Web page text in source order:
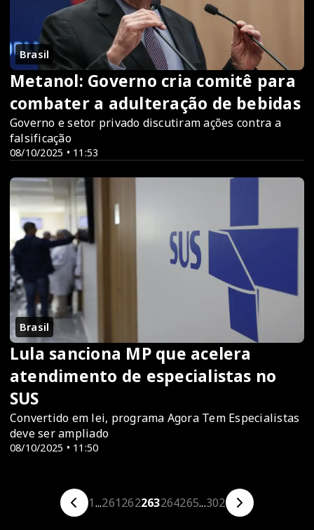
Brasil
08/10/2025 • 11:53
Metanol: Governo cria comitê para
combater a adulteração de bebidas
Governo e setor privado discutiram ações contra a
falsificação
Brasil
08/10/2025 • 11:50
Lula sanciona MP que acelera
atendimento de especialistas no
SUS
Convertido em lei, programa Agora Tem Especialistas
deve ser ampliado
1...261262263264265...302